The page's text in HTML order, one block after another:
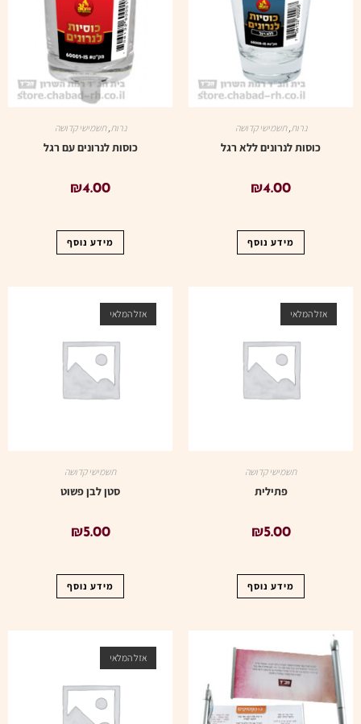
נרות,תשמישי קדושה
כוסות לנרונים ללא רגל
₪4.00
מידע נוסף
נרות,תשמישי קדושה
כוסות לנרונים עם רגל
₪4.00
מידע נוסף
אזל המלאי
תשמישי קדושה
פתילית
₪5.00
מידע נוסף
אזל המלאי
תשמישי קדושה
סטן לבן פשוט
₪5.00
מידע נוסף
אזל המלאי